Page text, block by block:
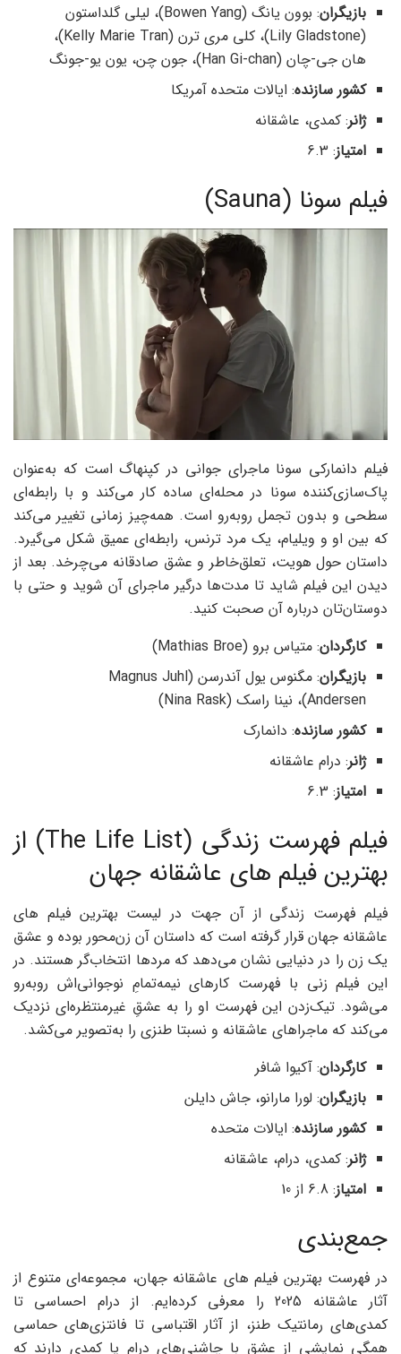
بازیگران
: بوون یانگ (Bowen Yang)، لیلی گلداستون
(Lily Gladstone)، کلی مری ترن (Kelly Marie Tran)،
هان جی-چان (Han Gi-chan)، جون چن، یون یو-جونگ
کشور سازنده: ایالات متحده آمریکا
ژانر: کمدی، عاشقانه
امتیاز: 6.3
فیلم سونا (Sauna)
فیلم دانمارکی سونا ماجرای ‌جوانی در کپنهاگ است که به‌عنوان
پاک‌سازی‌کننده سونا در محله‌ای ساده کار می‌کند و با رابطه‌ای
سطحی و بدون تجمل روبه‌رو است. همه‌چیز زمانی تغییر می‌کند
که بین او و ویلیام، یک مرد ترنس، رابطه‌ای عمیق شکل می‌گیرد.
داستان حول هویت، تعلق‌خاطر و عشق صادقانه می‌چرخد. بعد از
دیدن این فیلم شاید تا مدت‌ها درگیر ماجرای آن شوید و حتی با
دوستان‌تان درباره آن صحبت کنید.
کارگردان: متیاس برو (Mathias Broe)
بازیگران
: مگنوس یول آندرسن (Magnus Juhl
Andersen)، نینا راسک (Nina Rask)
کشور سازنده: دانمارک
ژانر: درام عاشقانه
امتیاز: 6.3
فیلم فهرست زندگی (The Life List) از
بهترین فیلم های عاشقانه جهان
فیلم فهرست زندگی از آن جهت در لیست بهترین فیلم های
عاشقانه جهان قرار گرفته است که داستان آن زن‌محور بوده و عشق
یک زن را در دنیایی نشان می‌دهد که مردها انتخاب‌گر هستند. در
این فيلم زنی با فهرست کارهای نیمه‌تمامِ نوجوانی‌اش روبه‌رو
می‌شود. تیک‌زدن این فهرست او را به عشقِ غیرمنتظره‌ای نزدیک
می‌کند که ماجراهای عاشقانه و نسبتا طنزی را به‌تصویر می‌کشد.
کارگردان: آکیوا شافر
بازیگران: لورا مارانو، جاش دایلن
کشور سازنده: ایالات متحده
ژانر: کمدی، درام، عاشقانه
امتیاز: 6.8 از 10
جمع‌بندی
در فهرست بهترین فیلم های عاشقانه جهان، مجموعه‌ای متنوع از
آثار عاشقانه‌ 2025 را معرفی کرده‌ایم. از درام احساسی تا
کمدی‌های رمانتیک طنز، از آثار اقتباسی تا فانتزی‌های حماسی
همگی نمایشی از عشق با چاشنی‌های درام یا کمدی دارند که